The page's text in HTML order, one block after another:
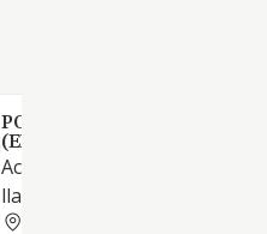
POSMASTERWEB SL.
(EXTINGUIDA)
Actividades de los centros de
llamadas